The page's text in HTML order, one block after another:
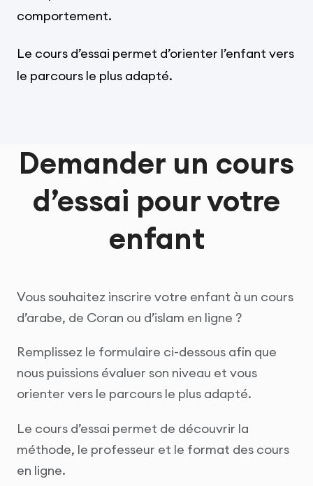
comportement.
Le cours d’essai permet d’orienter l’enfant vers
le parcours le plus adapté.
Demander un cours
d’essai pour votre
enfant
Vous souhaitez inscrire votre enfant à un cours
d’arabe, de Coran ou d’islam en ligne ?
Remplissez le formulaire ci-dessous afin que
nous puissions évaluer son niveau et vous
orienter vers le parcours le plus adapté.
Le cours d’essai permet de découvrir la
méthode, le professeur et le format des cours
en ligne.